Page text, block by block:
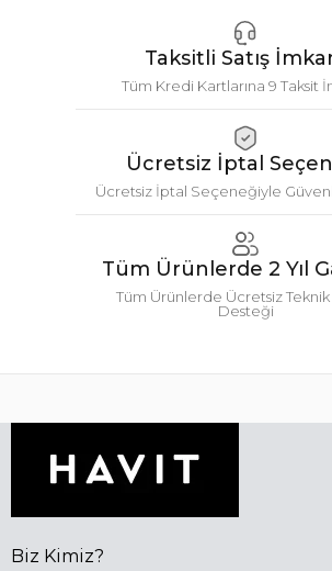
Taksitli Satış
Tüm Kredi Kartlarına 9 Taksit
Ücretsiz İptal
Ücretsiz İptal Seçeneğiyle
Tüm Ürünlerde 2 Yıl
Tüm Ürünlerde Ücretsiz Teknik
Desteği
Biz Kimiz?